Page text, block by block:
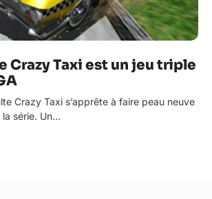
Crazy Taxi est un jeu triple
Crazy Taxi s’apprête à faire peau neuve
série. Un…